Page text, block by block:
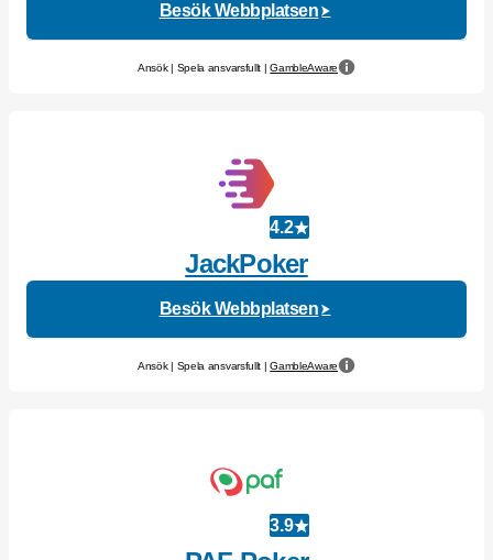
Besök Webbplatsen
Ansök | Spela ansvarsfullt |GambleAware
4.2
JackPoker
Besök Webbplatsen
Ansök | Spela ansvarsfullt |GambleAware
3.9